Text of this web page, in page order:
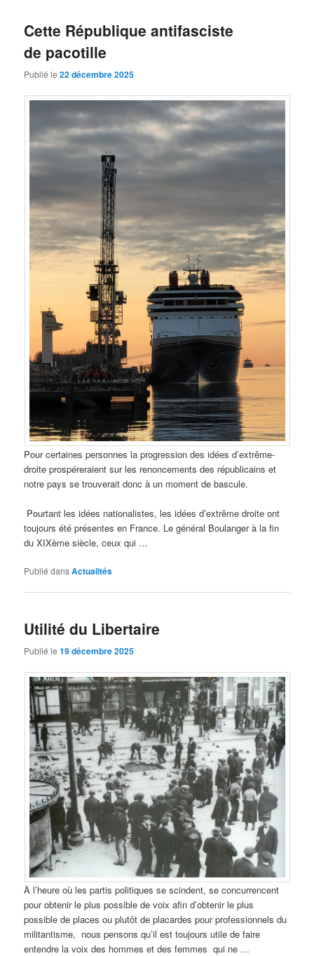
Cette République antifasciste
de pacotille
Publié le22 décembre 2025
Pour certaines personnes la progression des idées d’extrême-
droite prospéreraient sur les renoncements des républicains et
notre pays se trouverait donc à un moment de bascule.
Pourtant les idées nationalistes, les idées d’extrême droite ont
toujours été présentes en France. Le général Boulanger à la fin
du XIXème siècle, ceux qui …
Publié dansActualités
Utilité du Libertaire
Publié le19 décembre 2025
À l’heure où les partis politiques se scindent, se concurrencent
pour obtenir le plus possible de voix afin d’obtenir le plus
possible de places ou plutôt de placardes pour professionnels du
militantisme, nous pensons qu’il est toujours utile de faire
entendre la voix des hommes et des femmes qui ne …